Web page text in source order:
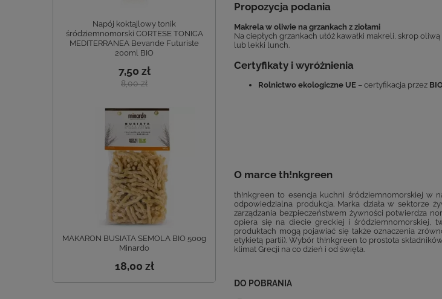
Napój koktajlowy tonik
śródziemnomorski CORTESE TONICA
MEDITERRANEA Bevande Futuriste
200ml BIO
7,50 zł
8,00 zł
MAKARON BUSIATA SEMOLA BIO 500g
Minardo
18,00 zł
Propozycja podania
Makrela w oliwie na grzankach z ziołami
Na ciepłych grzankach ułóż kawałki makreli, skrop
lub lekki lunch.
Certyfikaty i wyróżnienia
Rolnictwo ekologiczne UE – certyfikacja przez
O marce th!nkgreen
th!nkgreen to esencja kuchni śródziemnomorskiej w
odpowiedzialna produkcja. Marka działa w sektorze
zarządzania bezpieczeństwem żywności potwierdza
opiera się na diecie greckiej i śródziemnomorskiej,
produktach mogą pojawiać się także oznaczenia
etykietą partii). Wybór th!nkgreen to prostota
klimat Grecji na co dzień i od święta.
DO POBRANIA